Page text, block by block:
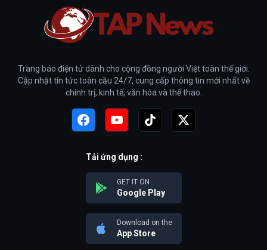
Trang báo điện tử dành cho cộng đồng người Việt toàn thế giới.
Cập nhật tin tức toàn cầu 24/7, cung cấp thông tin mới nhất về
chính trị, kinh tế, văn hóa và thể thao.
Tải ứng dụng :
GET IT ON
Google Play
Download on the
App Store